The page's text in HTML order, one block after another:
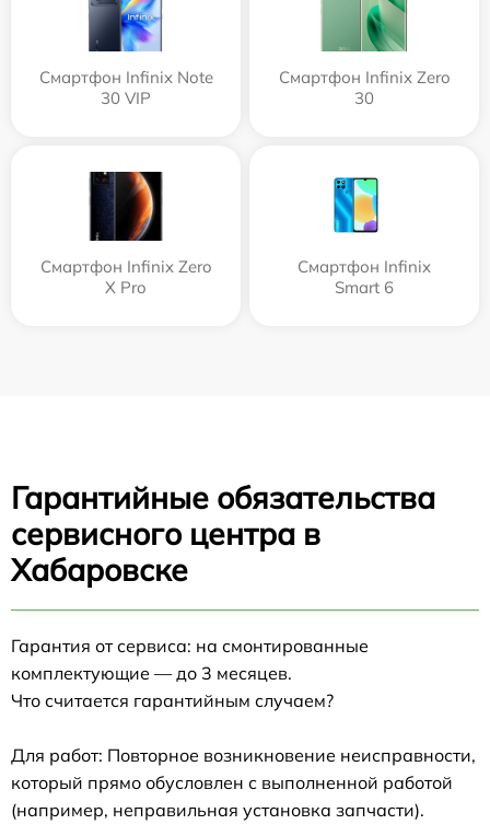
Смартфон Infinix Note
30 VIP
Смартфон Infinix Zero
30
Смартфон Infinix Zero
X Pro
Смартфон Infinix
Smart 6
Гарантийные обязательства
сервисного центра в
Хабаровске
Гарантия от сервиса: на смонтированные
комплектующие — до 3 месяцев.
Что считается гарантийным случаем?
Для работ: Повторное возникновение неисправности,
который прямо обусловлен с выполненной работой
(например, неправильная установка запчасти).